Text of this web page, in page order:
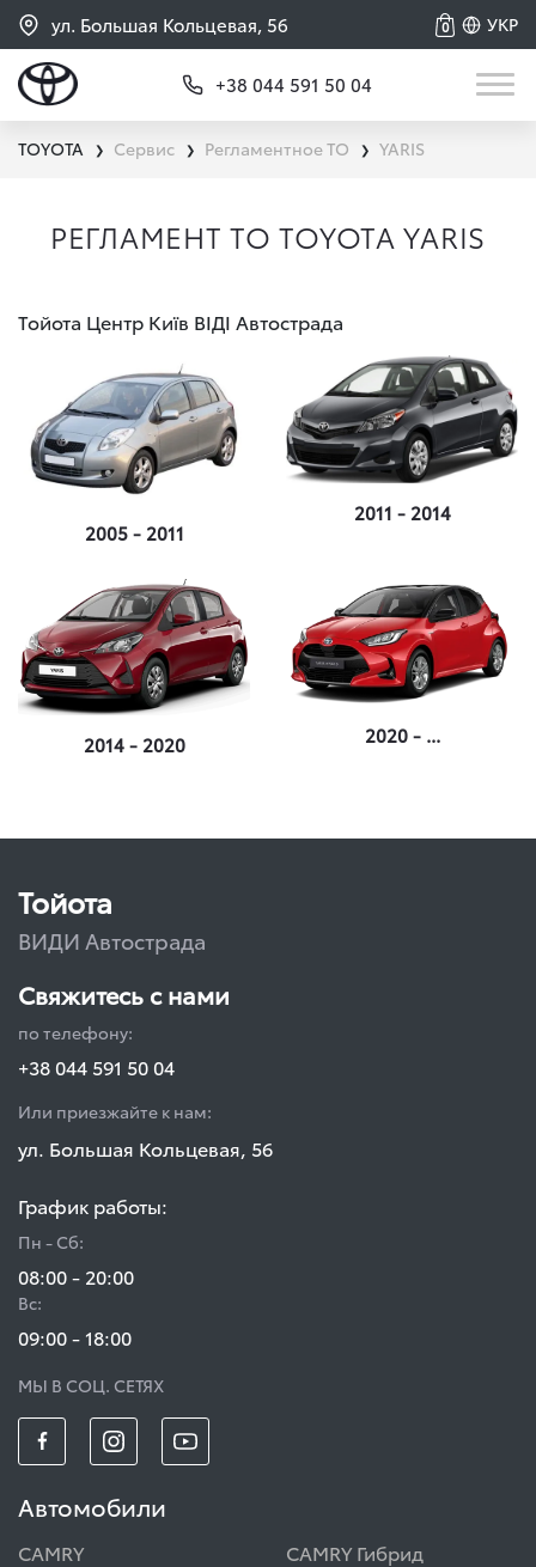
ул. Большая Кольцевая, 56 УКР
0
+38 044 591 50 04
TOYOTA ❯ Сервис ❯ Регламентное ТО ❯ YARIS
РЕГЛАМЕНТ ТО TOYOTA YARIS
Тойота Центр Київ ВІДІ Автострада
2005 - 2011
2011 - 2014
2014 - 2020 2020 - ...
Тойота
ВИДИ Автострада
Свяжитесь с нами
по телефону:
+38 044 591 50 04
Или приезжайте к нам:
ул. Большая Кольцевая, 56
График работы:
Пн - Сб:
08:00 - 20:00
Вс:
09:00 - 18:00
МЫ В СОЦ. СЕТЯХ
Автомобили
CAMRY
CAMRY Гибрид